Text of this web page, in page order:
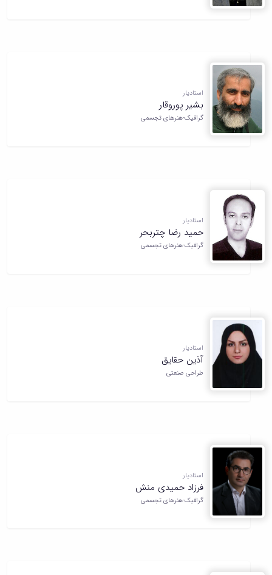
استادیار
بشیر پوروقار
گرافیک-هنرهای تجسمی
استادیار
حمید رضا چتربحر
گرافیک-هنرهای تجسمی
استادیار
آذین حقایق
طراحی صنعتی
استادیار
فرزاد حمیدی منش
گرافیک-هنرهای تجسمی